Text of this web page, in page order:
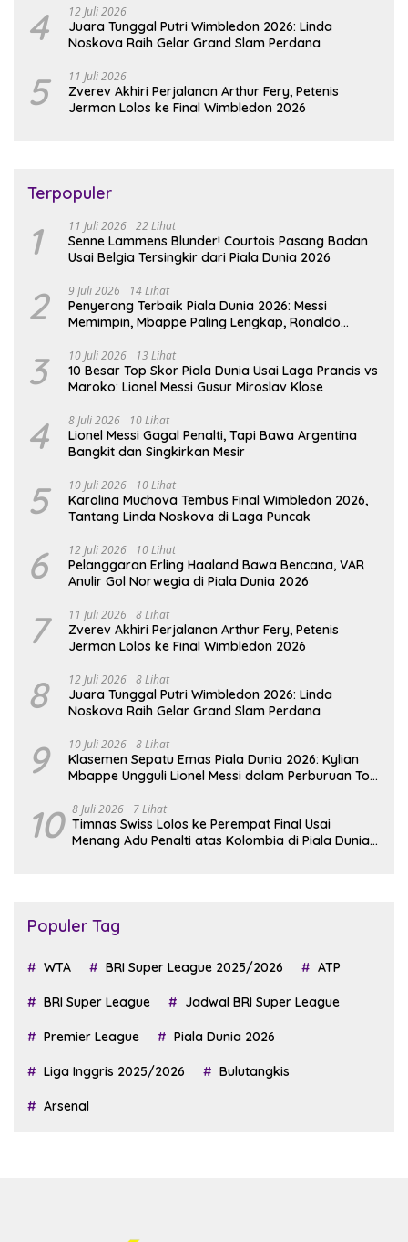
4 12 Juli 2026
Juara Tunggal Putri Wimbledon 2026: Linda
Noskova Raih Gelar Grand Slam Perdana
5 11 Juli 2026
Zverev Akhiri Perjalanan Arthur Fery, Petenis
Jerman Lolos ke Final Wimbledon 2026
Terpopuler
1 11 Juli 2026 22 Lihat
Senne Lammens Blunder! Courtois Pasang Badan
Usai Belgia Tersingkir dari Piala Dunia 2026
2 9 Juli 2026 14 Lihat
Penyerang Terbaik Piala Dunia 2026: Messi
Memimpin, Mbappe Paling Lengkap, Ronaldo
3 10 Juli 2026 13 Lihat
10 Besar Top Skor Piala Dunia Usai Laga Prancis vs
Maroko: Lionel Messi Gusur Miroslav Klose
4 8 Juli 2026 10 Lihat
Lionel Messi Gagal Penalti, Tapi Bawa Argentina
Bangkit dan Singkirkan Mesir
5 10 Juli 2026 10 Lihat
Karolina Muchova Tembus Final Wimbledon 2026,
Tantang Linda Noskova di Laga Puncak
6 12 Juli 2026 10 Lihat
Pelanggaran Erling Haaland Bawa Bencana, VAR
Anulir Gol Norwegia di Piala Dunia 2026
7 11 Juli 2026 8 Lihat
Zverev Akhiri Perjalanan Arthur Fery, Petenis
Jerman Lolos ke Final Wimbledon 2026
8 12 Juli 2026 8 Lihat
Juara Tunggal Putri Wimbledon 2026: Linda
Noskova Raih Gelar Grand Slam Perdana
9 10 Juli 2026 8 Lihat
Klasemen Sepatu Emas Piala Dunia 2026: Kylian
Mbappe Ungguli Lionel Messi dalam Perburuan Top
10 8 Juli 2026 7 Lihat
Timnas Swiss Lolos ke Perempat Final Usai
Menang Adu Penalti atas Kolombia di Piala Dunia
Populer Tag
WTA BRI Super League 2025/2026 ATP
BRI Super League Jadwal BRI Super League
Premier League Piala Dunia 2026
Liga Inggris 2025/2026 Bulutangkis
Arsenal